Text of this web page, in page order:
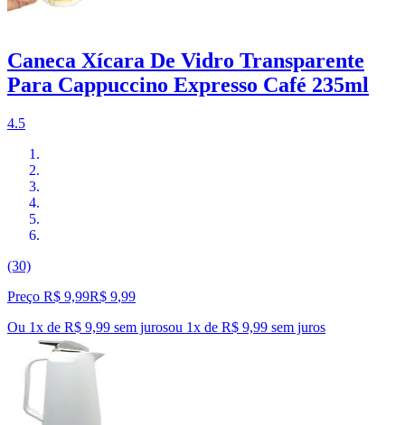
Caneca Xícara De Vidro Transparente
Para Cappuccino Expresso Café 235ml
4.5
(30)
Preço R$ 9,99R$ 9,99
Ou 1x de R$ 9,99 sem jurosou 1x de R$ 9,99 sem juros